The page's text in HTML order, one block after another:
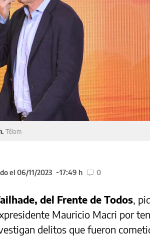
Télam
el 06/11/2023 17:49 h 0
del Frente de Todos,
Mauricio Macri por
delitos que fueron